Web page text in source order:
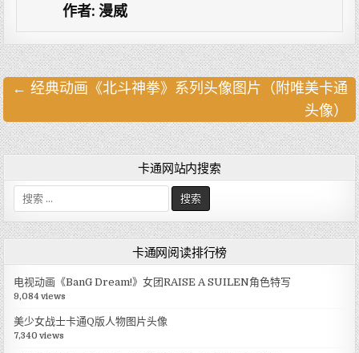
作者: 漫威
文
章
导
← 经典动画《北斗神拳》系列头像图片（附唯美卡通
头像）
卡通网站内搜索
搜
索
:
卡通网阅读排行榜
电视动画《BanG Dream!》女团RAISE A SUILEN角色特写
9,084 views
美少女战士卡通Q版人物图片头像
7,340 views